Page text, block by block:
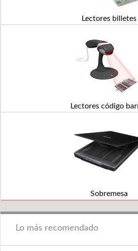
Lectores billetes
Lectores código
Sobremesa
Lo más recomendado